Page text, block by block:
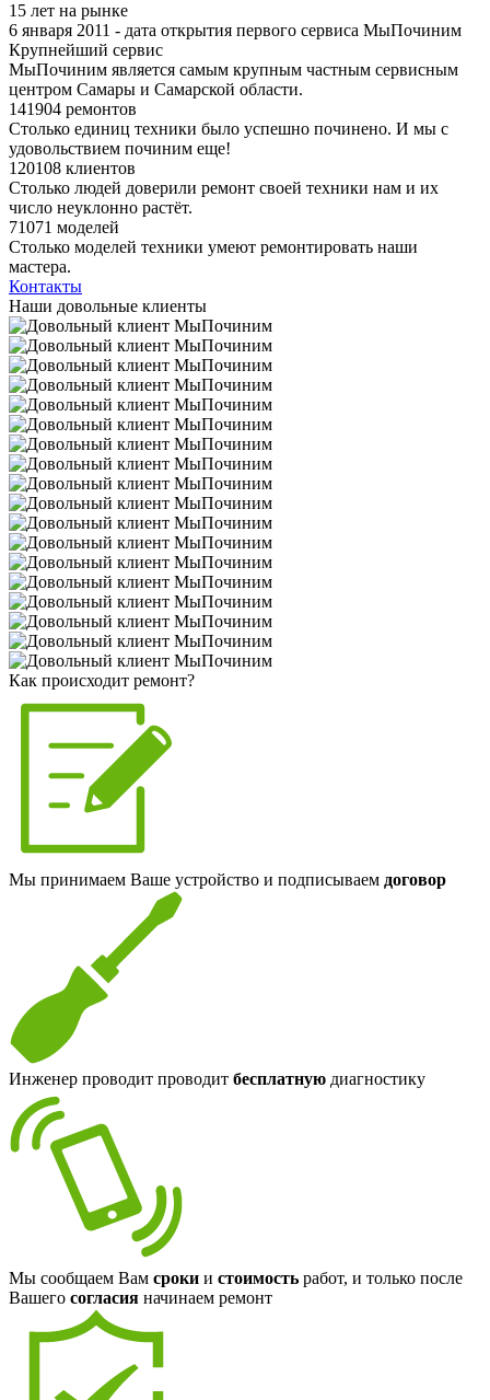
15 лет на рынке
6 января 2011 - дата открытия первого сервиса МыПочиним
Крупнейший сервис
МыПочиним является самым крупным частным сервисным
центром Самары и Самарской области.
141904 ремонтов
Столько единиц техники было успешно починено. И мы с
удовольствием починим еще!
120108 клиентов
Столько людей доверили ремонт своей техники нам и их
число неуклонно растёт.
71071 моделей
Столько моделей техники умеют ремонтировать наши
мастера.
Контакты
Наши довольные клиенты
Как происходит ремонт?
Мы принимаем Ваше устройство и подписываем договор
Инженер проводит проводит бесплатную диагностику
Мы сообщаем Вам сроки и стоимость работ, и только после
Вашего согласия начинаем ремонт